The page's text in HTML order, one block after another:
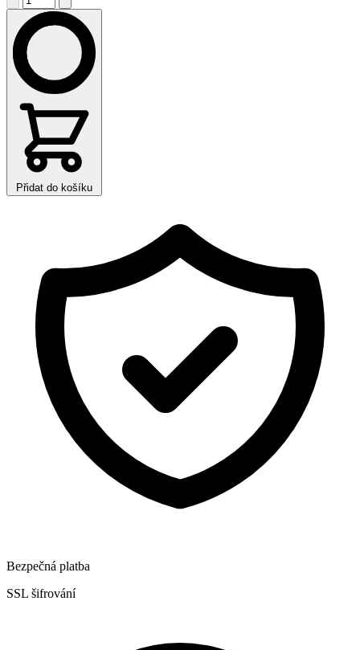
Přidat do košíku
Bezpečná platba
SSL šifrování